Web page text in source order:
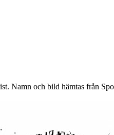
Namn och bild hämtas från